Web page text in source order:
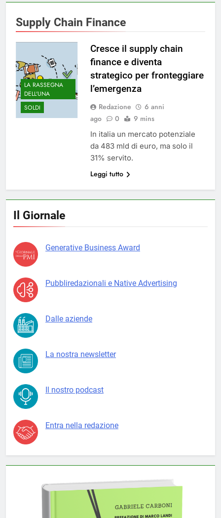
Supply Chain Finance
LA RASSEGNA
DELL'UNA
SOLDI
Cresce il supply chain
finance e diventa
strategico per fronteggiare
l’emergenza
Redazione
6 anni
ago
0 9 mins
In italia un mercato potenziale
da 483 mld di euro, ma solo il
31% servito.
Leggi tutto
Il Giornale
Generative Business Award
Pubbliredazionali e Native Advertising
Dalle aziende
La nostra newsletter
Il nostro podcast
Entra nella redazione